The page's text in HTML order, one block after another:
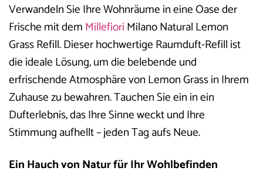
Verwandeln Sie Ihre Wohnräume in eine Oase der
Frische mit demMillefioriMilano Natural Lemon
Grass Refill. Dieser hochwertige Raumduft-Refill ist
die ideale Lösung, um die belebende und
erfrischende Atmosphäre von Lemon Grass in Ihrem
Zuhause zu bewahren. Tauchen Sie ein in ein
Dufterlebnis, das Ihre Sinne weckt und Ihre
Stimmung aufhellt – jeden Tag aufs Neue.
Ein Hauch von Natur für Ihr Wohlbefinden